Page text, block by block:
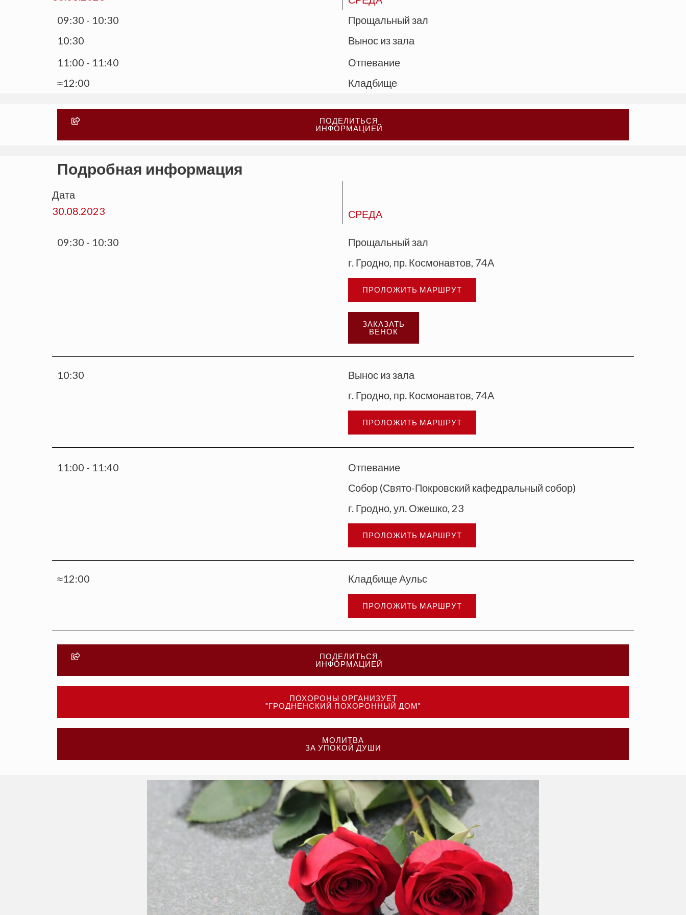
09:30 - 10:30
Прощальный зал
10:30
Вынос из зала
11:00 - 11:40
Отпевание
≈12:00
Кладбище
ПОДЕЛИТЬСЯ
ИНФОРМАЦИЕЙ
Подробная информация
Дата
30.08.2023
СРЕДА
09:30 - 10:30
Прощальный зал
г. Гродно, пр. Космонавтов, 74А
ПРОЛОЖИТЬ МАРШРУТ
ЗАКАЗАТЬ
ВЕНОК
10:30
Вынос из зала
г. Гродно, пр. Космонавтов, 74А
ПРОЛОЖИТЬ МАРШРУТ
11:00 - 11:40
Отпевание
Собор (Свято-Покровский кафедральный собор)
г. Гродно, ул. Ожешко, 23
ПРОЛОЖИТЬ МАРШРУТ
≈12:00 Кладбище Аульс
ПРОЛОЖИТЬ МАРШРУТ
ПОДЕЛИТЬСЯ
ИНФОРМАЦИЕЙ
ПОХОРОНЫ ОРГАНИЗУЕТ
"ГРОДНЕНСКИЙ ПОХОРОННЫЙ ДОМ"
МОЛИТВА
ЗА УПОКОЙ ДУШИ